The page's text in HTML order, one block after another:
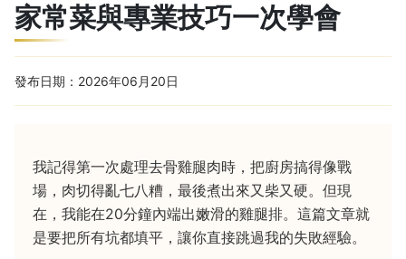
家常菜與專業技巧一次學會
發布日期：2026年06月20日
我記得第一次處理去骨雞腿肉時，把廚房搞得像戰
場，肉切得亂七八糟，最後煮出來又柴又硬。但現
在，我能在20分鐘內端出嫩滑的雞腿排。這篇文章就
是要把所有坑都填平，讓你直接跳過我的失敗經驗。